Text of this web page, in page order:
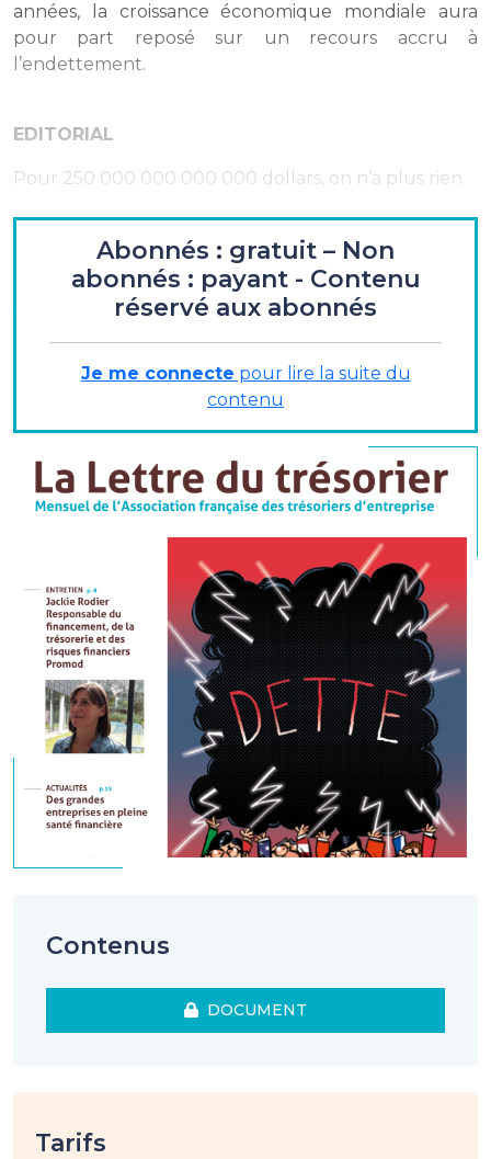
années, la croissance économique mondiale aura
pour part reposé sur un recours accru à
l’endettement.
EDITORIAL
Pour 250 000 000 000 000 dollars, on n’a plus rien
ENTRETIEN
Jackie Rodier- Responsable du financement, de la
«…une relation bancaire reconfigurée… »
Abonnés : gratuit – Non
abonnés : payant - Contenu
réservé aux abonnés
Je me connecte pour lire la suite du
contenu
Contenus
DOCUMENT
Tarifs